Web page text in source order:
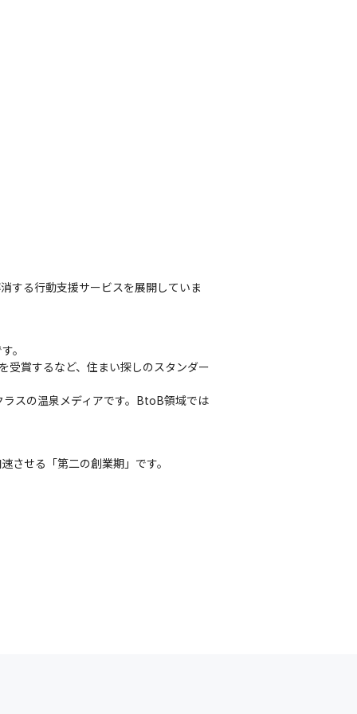
する行動支援サービスを展開していま
。
受賞するなど、住まい探しのスタンダー
スの温泉メディアです。BtoB領域では
させる「第二の創業期」です。